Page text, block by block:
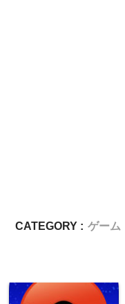
CATEGORY : ゲーム